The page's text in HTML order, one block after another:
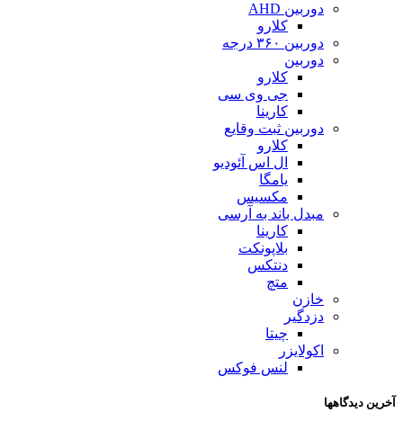
دوربین AHD
کلارو
دوربین ۳۶۰ درجه
دوربین
کلارو
جی وی سی
کارینا
دوربین ثبت وقایع
کلارو
ال اس آئودیو
یامگا
مکسیس
مبدل باند به آرسی
کارینا
بلاپونکت
دنتکس
متچ
خازن
دزدگیر
چیتا
اکولایزر
لنس فوکس
آخرین دیدگاهها